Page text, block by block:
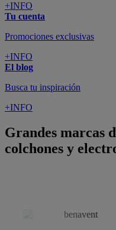
+INFO
Tu cuenta
Promociones exclusivas
+INFO
El blog
Busca tu inspiración
+INFO
Grandes marcas
colchones y